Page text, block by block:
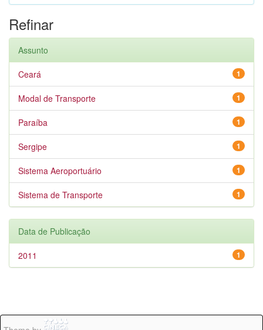
Refinar
Assunto
1
Ceará
1
Modal de Transporte
1
Paraíba
1
Sergipe
1
Sistema Aeroportuário
1
Sistema de Transporte
Data de Publicação
1
2011